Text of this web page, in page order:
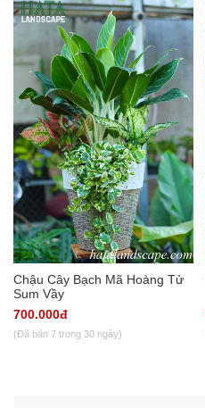
Chậu Cây Bạch Mã Hoàng Tử
Sum Vầy
700.000đ
(Đã bán 7 trong 30 ngày)